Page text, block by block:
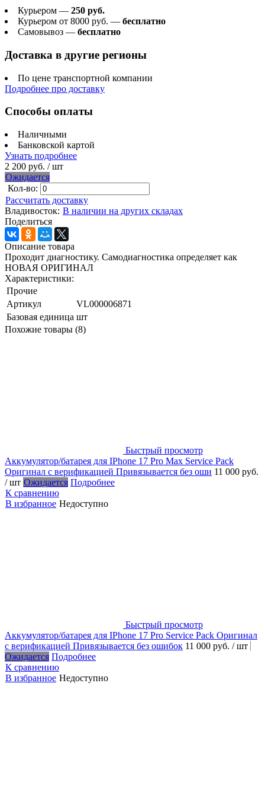
Курьером — 250 руб.
Курьером от 8000 руб. — бесплатно
Самовывоз — бесплатно
Доставка в другие регионы
По цене транспортной компании
Подробнее про доставку
Способы оплаты
Наличными
Банковской картой
Узнать подробнее
2 200 руб. / шт
Ожидается
Кол-во:
Рассчитать доставку
Владивосток: В наличии на других складах
Поделиться
Описание товара
Проходит диагностику. Самодиагностика определяет как
НОВАЯ ОРИГИНАЛ
Характеристики:
Прочие
Артикул
VL000006871
Базовая единица шт
Похожие товары (8)
Быстрый просмотр
Аккумулятор/батарея для IPhone 17 Pro Max Service Pack
Оригинал с верификацией Привязывается без оши 11 000 руб.
/ шт Ожидается Подробнее
К сравнению
В избранное Недоступно
Быстрый просмотр
Аккумулятор/батарея для IPhone 17 Pro Service Pack Оригинал
с верификацией Привязывается без ошибок 11 000 руб. / шт
Ожидается Подробнее
К сравнению
В избранное Недоступно